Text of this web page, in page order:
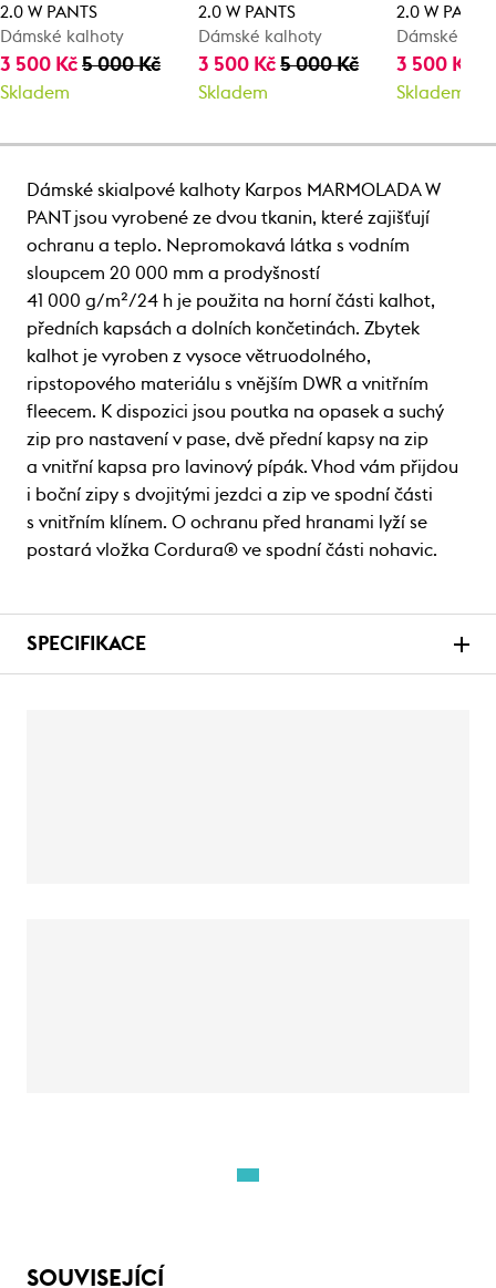
2.0 W PANTS
Dámské kalhoty
3 500 Kč 5 000 Kč
Skladem
2.0 W PANTS
Dámské kalhoty
3 500 Kč5 000 Kč
Skladem
2.0 W PANTS
Dámské
3 500 Kč
Skladem
Dámské skialpové kalhoty Karpos MARMOLADA W
PANT jsou vyrobené ze dvou tkanin, které zajišťují
ochranu a teplo. Nepromokavá látka s vodním
sloupcem 20 000 mm a prodyšností
41 000 g/m²/24 h je použita na horní části kalhot,
předních kapsách a dolních končetinách. Zbytek
kalhot je vyroben z vysoce větruodolného,
ripstopového materiálu s vnějším DWR a vnitřním
fleecem. K dispozici jsou poutka na opasek a suchý
zip pro nastavení v pase, dvě přední kapsy na zip
a vnitřní kapsa pro lavinový pípák. Vhod vám přijdou
i boční zipy s dvojitými jezdci a zip ve spodní části
s vnitřním klínem. O ochranu před hranami lyží se
postará vložka Cordura® ve spodní části nohavic.
SPECIFIKACE
SOUVISEJÍCÍ